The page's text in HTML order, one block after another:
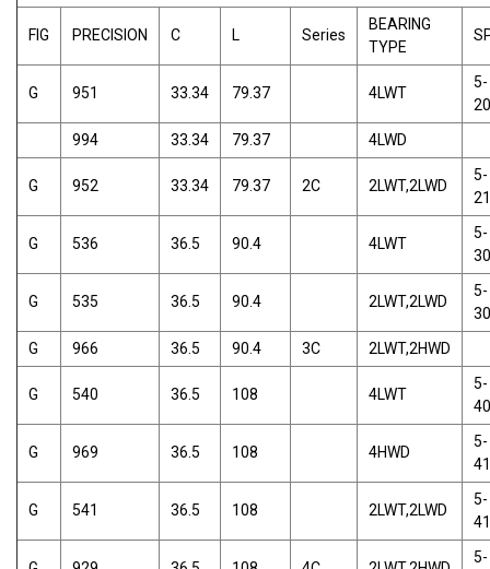
FIG PRECISION C L Series
BEARING
TYPE
G 951 33.34 79.37 4LWT
5-
994
33.34 79.37 4LWD
G 952 33.34 79.37 2C 2LWT,2LWD
5-
G 536 36.5 90.4 4LWT
5-
G 535 36.5 90.4 2LWT,2LWD
5-
G
966 36.5 90.4 3C 2LWT,2HWD
G 540 36.5 108 4LWT
5-
G 969 36.5 108 4HWD
5-
G 541 36.5 108 2LWT,2LWD
5-
5-